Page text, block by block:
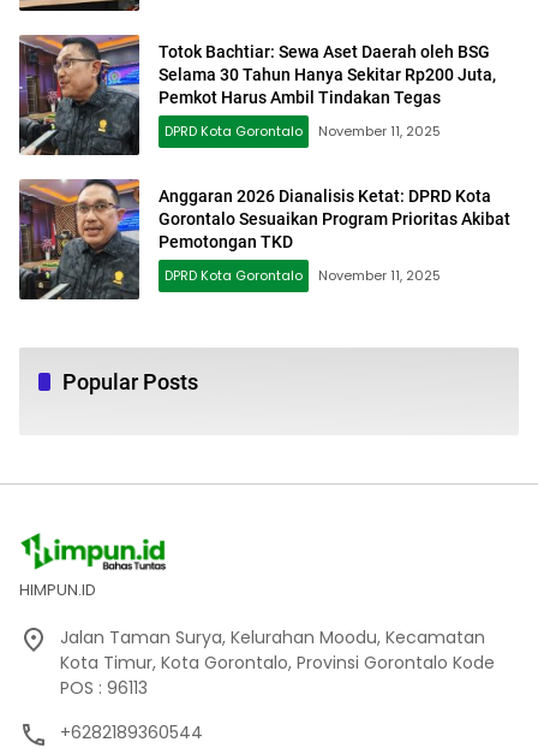
Totok Bachtiar: Sewa Aset Daerah oleh BSG
Selama 30 Tahun Hanya Sekitar Rp200 Juta,
Pemkot Harus Ambil Tindakan Tegas
DPRD Kota Gorontalo
November 11, 2025
Anggaran 2026 Dianalisis Ketat: DPRD Kota
Gorontalo Sesuaikan Program Prioritas Akibat
Pemotongan TKD
DPRD Kota Gorontalo
November 11, 2025
Popular Posts
HIMPUN.ID
Jalan Taman Surya, Kelurahan Moodu, Kecamatan
Kota Timur, Kota Gorontalo, Provinsi Gorontalo Kode
POS : 96113
+6282189360544